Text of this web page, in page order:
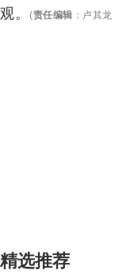
观。
(责任编辑 ： 卢其
精选推荐